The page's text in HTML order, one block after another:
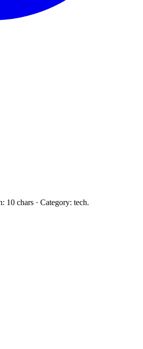
10 chars · Category: tech.